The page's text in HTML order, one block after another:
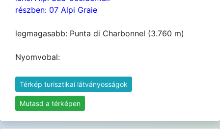
részben: 07 Alpi Graie
legmagasabb: Punta di Charbonnel (3.760 m)
Nyomvobal:
Térkép turisztikai látványosságok
Mutasd a térképen